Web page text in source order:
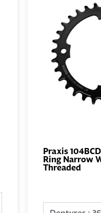
Praxis
Ring Narrow
Threaded